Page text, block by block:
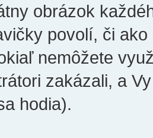
obrázok
povolí, či
nemôžete
zakázali, a
hodia).